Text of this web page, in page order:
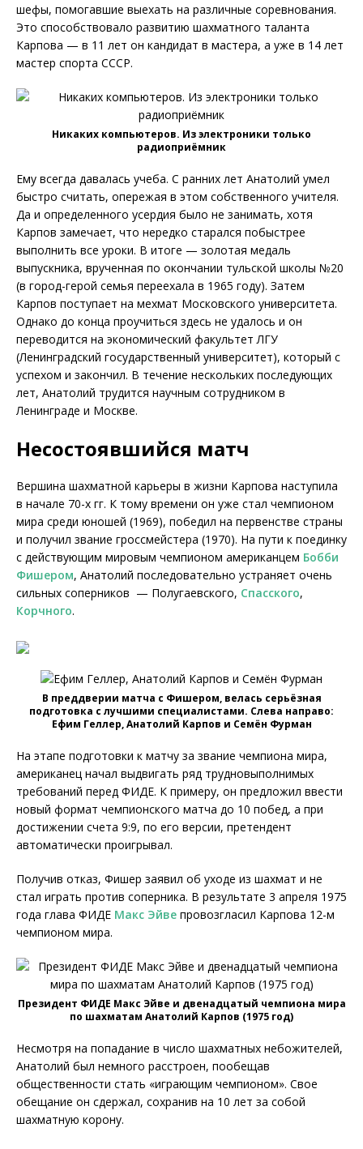
шефы, помогавшие выехать на различные соревнования.
Это способствовало развитию шахматного таланта
Карпова — в 11 лет он кандидат в мастера, а уже в 14 лет
мастер спорта СССР.
Никаких компьютеров. Из электроники только
радиоприёмник
Ему всегда давалась учеба. С ранних лет Анатолий умел
быстро считать, опережая в этом собственного учителя.
Да и определенного усердия было не занимать, хотя
Карпов замечает, что нередко старался побыстрее
выполнить все уроки. В итоге — золотая медаль
выпускника, врученная по окончании тульской школы №20
(в город-герой семья переехала в 1965 году). Затем
Карпов поступает на мехмат Московского университета.
Однако до конца проучиться здесь не удалось и он
переводится на экономический факультет ЛГУ
(Ленинградский государственный университет), который с
успехом и закончил. В течение нескольких последующих
лет, Анатолий трудится научным сотрудником в
Ленинграде и Москве.
Несостоявшийся матч
Вершина шахматной карьеры в жизни Карпова наступила
в начале 70-х гг. К тому времени он уже стал чемпионом
мира среди юношей (1969), победил на первенстве страны
и получил звание гроссмейстера (1970). На пути к поединку
с действующим мировым чемпионом американцем Бобби
Фишером, Анатолий последовательно устраняет очень
сильных соперников — Полугаевского, Спасского,
Корчного.
В преддверии матча с Фишером, велась серьёзная
подготовка с лучшими специалистами. Слева направо:
Ефим Геллер, Анатолий Карпов и Семён Фурман
На этапе подготовки к матчу за звание чемпиона мира,
американец начал выдвигать ряд трудновыполнимых
требований перед ФИДЕ. К примеру, он предложил ввести
новый формат чемпионского матча до 10 побед, а при
достижении счета 9:9, по его версии, претендент
автоматически проигрывал.
Получив отказ, Фишер заявил об уходе из шахмат и не
стал играть против соперника. В результате 3 апреля 1975
года глава ФИДЕ Макс Эйве провозгласил Карпова 12-м
чемпионом мира.
Президент ФИДЕ Макс Эйве и двенадцатый чемпиона мира
по шахматам Анатолий Карпов (1975 год)
Несмотря на попадание в число шахматных небожителей,
Анатолий был немного расстроен, пообещав
общественности стать «играющим чемпионом». Свое
обещание он сдержал, сохранив на 10 лет за собой
шахматную корону.